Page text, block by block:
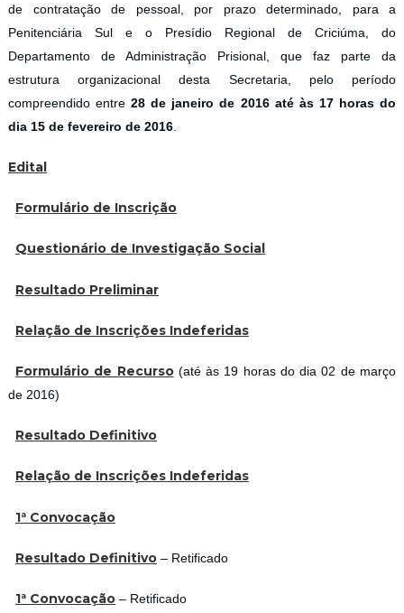
de contratação de pessoal, por prazo determinado, para a
Penitenciária Sul e o Presídio Regional de Criciúma, do
Departamento de Administração Prisional, que faz parte da
estrutura organizacional desta Secretaria, pelo período
compreendido entre28 de janeiro de 2016 até às 17 horas do
dia 15 de fevereiro de 2016
Edital
Formulário de Inscrição
Questionário de Investigação Social
Resultado Preliminar
Relação de Inscrições Indeferidas
Formulário de Recurso(até às 19 horas do dia 02 de março
de 2016)
Resultado Definitivo
Relação de Inscrições Indeferidas
1ª Convocação
Resultado Definitivo – Retificado
1ª Convocação – Retificado